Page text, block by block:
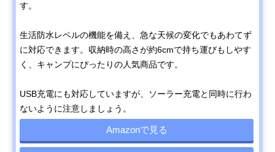
す。
生活防水レベルの機能を備え、急な天候の変化でもあわてず
に対応できます。収納時の高さが約6cmで持ち運びもしやす
く、キャンプにぴったりの人気商品です。
USB充電にも対応していますが、ソーラー充電と同時に行わ
ないように注意しましょう。
Amazonで見る